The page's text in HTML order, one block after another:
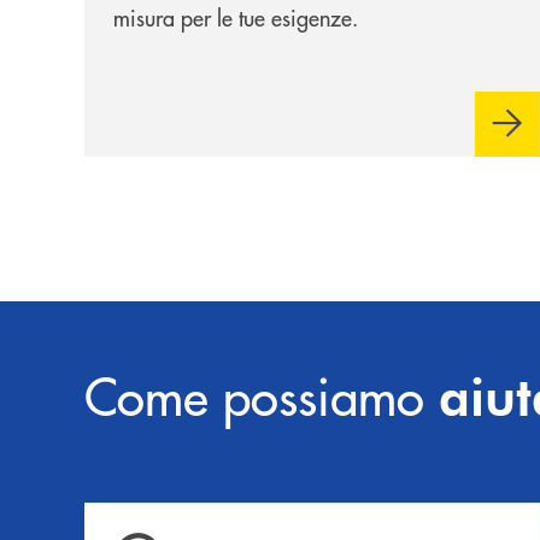
misura per le tue esigenze.
Come possiamo